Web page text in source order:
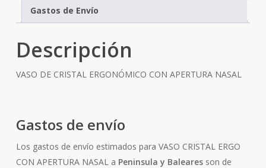
Gastos de Envío
Descripción
VASO DE CRISTAL ERGONÓMICO CON APERTURA NASAL
Gastos de envío
Los gastos de envío estimados para VASO CRISTAL ERGO
CON APERTURA NASAL a Peninsula y Balearesson de